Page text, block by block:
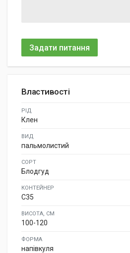
Задати питання
Властивості
РІД
Клен
ВИД
пальмолистий
СОРТ
Блодгуд
КОНТЕЙНЕР
C35
ВИСОТА, СМ
100-120
ФОРМА
напівкуля